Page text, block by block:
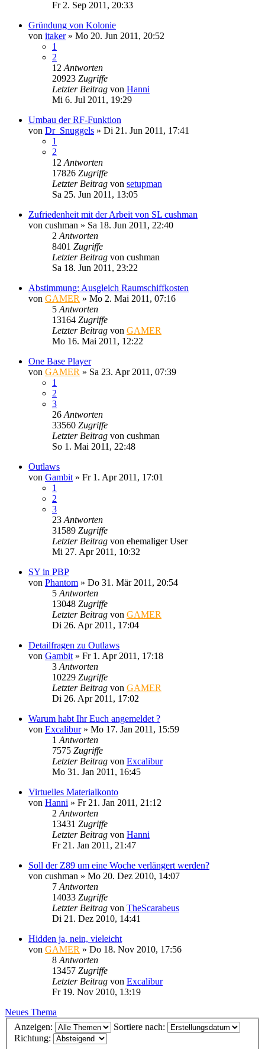
Fr 2. Sep 2011, 20:33
Gründung von Kolonie
von itaker» Mo 20. Jun 2011, 20:52
1
2
12 Antworten
20923 Zugriffe
Letzter Beitrag von Hanni
Mi 6. Jul 2011, 19:29
Umbau der RF-Funktion
von Dr_Snuggels » Di 21. Jun 2011, 17:41
1
2
12 Antworten
17826 Zugriffe
Letzter Beitrag von setupman
Sa 25. Jun 2011, 13:05
Zufriedenheit mit der Arbeit von SL cushman
von cushman » Sa 18. Jun 2011, 22:40
2 Antworten
8401 Zugriffe
Letzter Beitrag von cushman
Sa 18. Jun 2011, 23:22
Abstimmung: Ausgleich Raumschiffkosten
von GAMER » Mo 2. Mai 2011, 07:16
5 Antworten
13164 Zugriffe
Letzter Beitrag von GAMER
Mo 16. Mai 2011, 12:22
One Base Player
von GAMER » Sa 23. Apr 2011, 07:39
1
2
3
26 Antworten
33560 Zugriffe
Letzter Beitrag von cushman
So 1. Mai 2011, 22:48
Outlaws
von Gambit » Fr 1. Apr 2011, 17:01
1
2
3
23 Antworten
31589 Zugriffe
Letzter Beitrag von ehemaliger User
Mi 27. Apr 2011, 10:32
SY in PBP
von Phantom » Do 31. Mär 2011, 20:54
5 Antworten
13048 Zugriffe
Letzter Beitrag von GAMER
Di 26. Apr 2011, 17:04
Detailfragen zu Outlaws
von Gambit » Fr 1. Apr 2011, 17:18
3 Antworten
10229 Zugriffe
Letzter Beitrag von GAMER
Di 26. Apr 2011, 17:02
Warum habt Ihr Euch angemeldet ?
von Excalibur» Mo 17. Jan 2011, 15:59
1 Antworten
7575 Zugriffe
Letzter Beitrag von Excalibur
Mo 31. Jan 2011, 16:45
Virtuelles Materialkonto
von Hanni » Fr 21. Jan 2011, 21:12
2 Antworten
13431 Zugriffe
Letzter Beitrag von Hanni
Fr 21. Jan 2011, 21:47
Soll der Z89 um eine Woche verlängert werden?
von cushman » Mo 20. Dez 2010, 14:07
7 Antworten
14033 Zugriffe
Letzter Beitrag von TheScarabeus
Di 21. Dez 2010, 14:41
Hidden ja, nein, vieleicht
von GAMER » Do 18. Nov 2010, 17:56
8 Antworten
13457 Zugriffe
Letzter Beitrag von Excalibur
Fr 19. Nov 2010, 13:19
Neues Thema
Anzeigen:
Sortiere nach:
Richtung: